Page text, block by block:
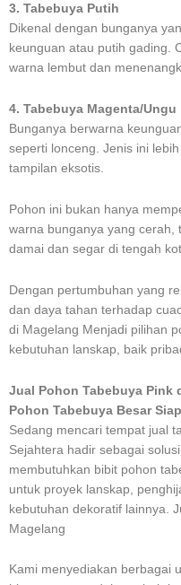
3. Tabebuya Putih
Dikenal dengan bunganya
keunguan atau putih gading.
warna lembut dan
4. Tabebuya Magenta/Ungu
Bunganya berwarna
seperti lonceng. Jenis ini
tampilan eksotis.
Pohon ini bukan hanya
warna bunganya yang cerah,
damai dan segar di tengah
Dengan pertumbuhan yang
dan daya tahan terhadap
di Magelang Menjadi pilihan
kebutuhan lanskap, baik
Jual Pohon Tabebuya Pink
Pohon Tabebuya Besar
Sedang mencari tempat jual
Sejahtera hadir sebagai
membutuhkan bibit pohon
untuk proyek lanskap,
kebutuhan dekoratif lainnya.
Magelang
Kami menyediakan berbagai